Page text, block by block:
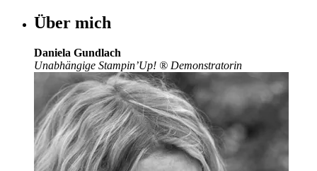
Über mich
Daniela Gundlach
Unabhängige Stampin’Up! ® Demonstratorin